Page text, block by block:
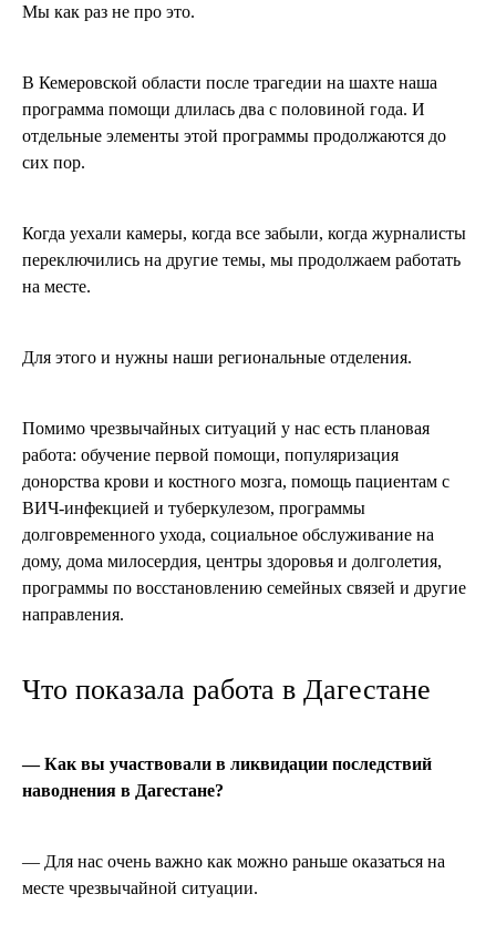
Мы как раз не про это.
В Кемеровской области после трагедии на шахте наша
программа помощи длилась два с половиной года. И
отдельные элементы этой программы продолжаются до
сих пор.
Когда уехали камеры, когда все забыли, когда журналисты
переключились на другие темы, мы продолжаем работать
на месте.
Для этого и нужны наши региональные отделения.
Помимо чрезвычайных ситуаций у нас есть плановая
работа: обучение первой помощи, популяризация
донорства крови и костного мозга, помощь пациентам с
ВИЧ-инфекцией и туберкулезом, программы
долговременного ухода, социальное обслуживание на
дому, дома милосердия, центры здоровья и долголетия,
программы по восстановлению семейных связей и другие
направления.
Что показала работа в Дагестане
— Как вы участвовали в ликвидации последствий
наводнения в Дагестане?
— Для нас очень важно как можно раньше оказаться на
месте чрезвычайной ситуации.